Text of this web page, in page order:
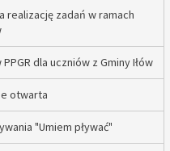
realizację zadań w ramach
dla uczniów z Gminy Iłów
otwarta
"Umiem pływać"